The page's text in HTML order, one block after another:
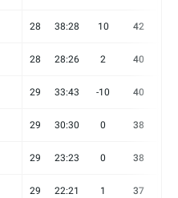
28 38:28 10 42
28 28:26 2 40
29 33:43 -10 40
29 30:30 0 38
29 23:23 0 38
29 22:21 1 37